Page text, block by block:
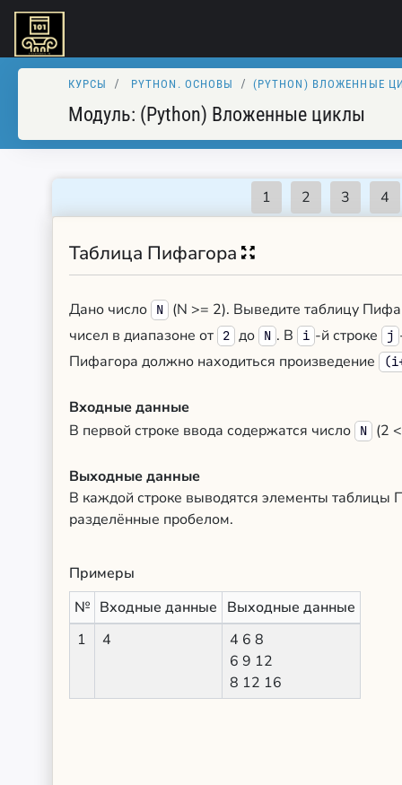
КУРСЫ PYTHON. ОСНОВЫ (PYTHON) ВЛОЖЕННЫЕ
Модуль: (Python) Вложенные циклы
Таблица Пифагора
Дано число N
(N >= 2). Выведите таблицу
чисел в диапазоне от
2 до N . В i -й строке j
Пифагора должно находиться произведение
Входные данные
В первой строке ввода содержатся число
N (2
Выходные данные
В каждой строке выводятся элементы таблицы
разделённые пробелом.
Примеры
№ Входные данные Выходные данные
1
4
4 6 8
6 9 12
8 12 16